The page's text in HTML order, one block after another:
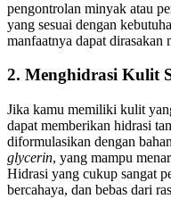
pengontrolan minyak atau
yang sesuai dengan
manfaatnya dapat dirasakan
2. Menghidrasi Kulit
Jika kamu memiliki kulit
dapat memberikan hidrasi
diformulasikan dengan
glycerin, yang mampu
Hidrasi yang cukup sangat
bercahaya, dan bebas dari